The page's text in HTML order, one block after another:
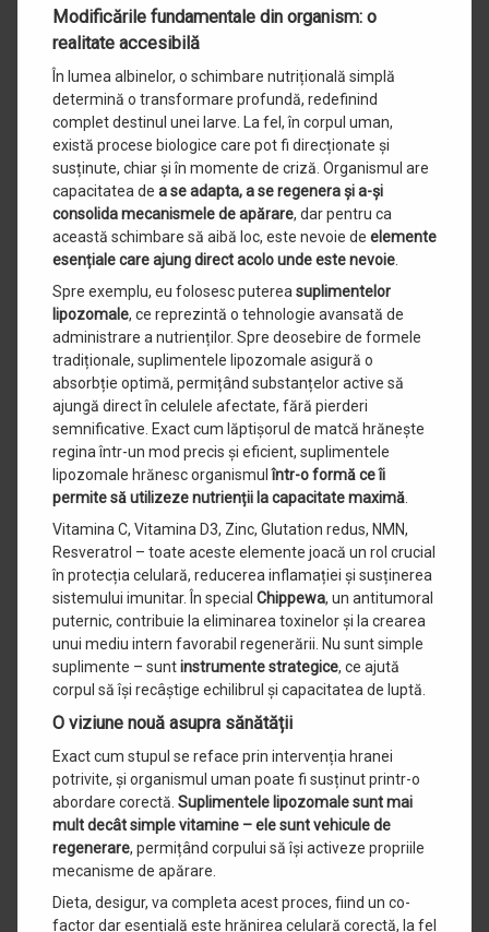
Modificările fundamentale din organism: o
realitate accesibilă
În lumea albinelor, o schimbare nutrițională simplă
determină o transformare profundă, redefinind
complet destinul unei larve. La fel, în corpul uman,
există procese biologice care pot fi direcționate și
susținute, chiar și în momente de criză. Organismul are
capacitatea de a se adapta, a se regenera și a-și
consolida mecanismele de apărare, dar pentru ca
această schimbare să aibă loc, este nevoie de elemente
esențiale care ajung direct acolo unde este nevoie
Spre exemplu, eu folosesc puterea suplimentelor
lipozomale, ce reprezintă o tehnologie avansată de
administrare a nutrienților. Spre deosebire de formele
tradiționale, suplimentele lipozomale asigură o
absorbție optimă, permițând substanțelor active să
ajungă direct în celulele afectate, fără pierderi
semnificative. Exact cum lăptișorul de matcă hrănește
regina într-un mod precis și eficient, suplimentele
lipozomale hrănesc organismulîntr-o formă ce îi
permite să utilizeze nutrienții la capacitate maximă
Vitamina C, Vitamina D3, Zinc, Glutation redus, NMN,
Resveratrol – toate aceste elemente joacă un rol crucial
în protecția celulară, reducerea inflamației și susținerea
sistemului imunitar. În special Chippewa, un antitumoral
puternic, contribuie la eliminarea toxinelor și la crearea
unui mediu intern favorabil regenerării. Nu sunt simple
suplimente – suntinstrumente strategice, ce ajută
corpul să își recâștige echilibrul și capacitatea de luptă.
O viziune nouă asupra sănătății
Exact cum stupul se reface prin intervenția hranei
potrivite, și organismul uman poate fi susținut printr-o
abordare corectă. Suplimentele lipozomale sunt mai
mult decât simple vitamine – ele sunt vehicule de
regenerare, permițând corpului să își activeze propriile
mecanisme de apărare.
Dieta, desigur, va completa acest proces, fiind un co-
factor dar esențială este hrănirea celulară corectă, la fel